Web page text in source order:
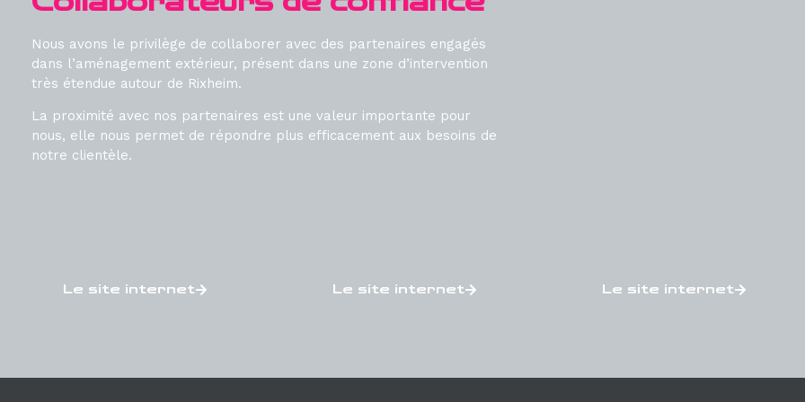
Nous avons le privilège de collaborer avec des partenaires engagés
dans l’aménagement extérieur, présent dans une zone d’intervention
très étendue autour de Rixheim.
La proximité avec nos partenaires est une valeur importante pour
nous, elle nous permet de répondre plus efficacement aux besoins de
notre clientèle.
Le site internet Le site internet Le site internet